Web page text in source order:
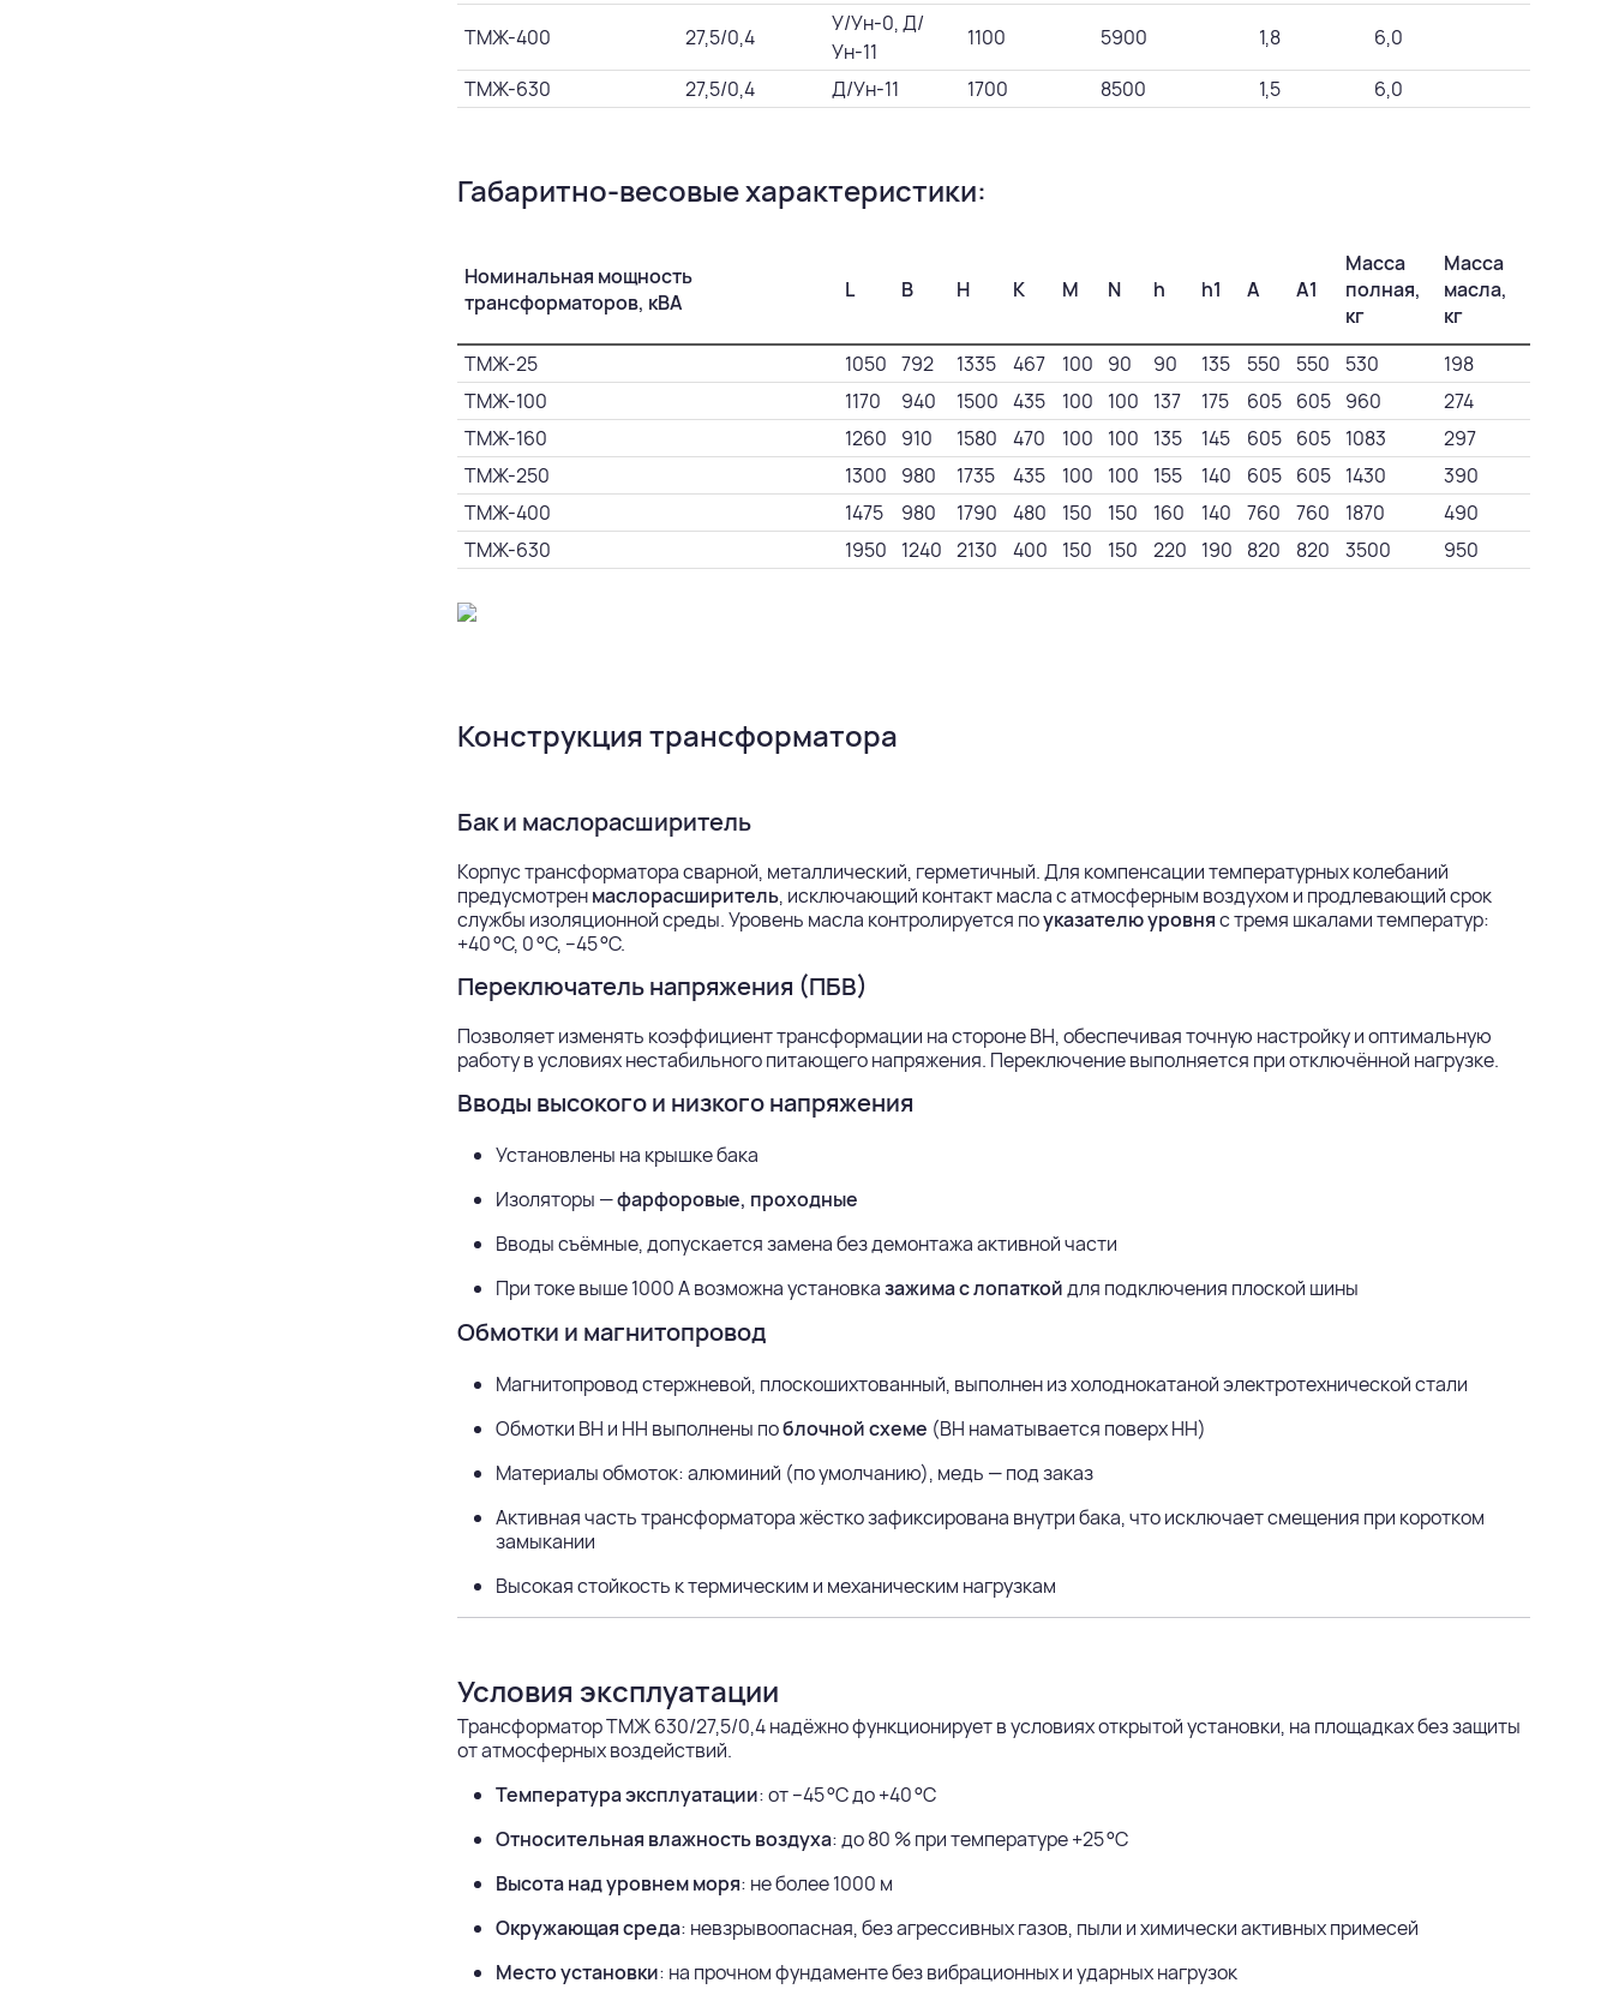
ТМЖ-400 27,5/0,4
У/Ун-0, Д/
Ун-11
1100 5900 1,8
6,0
ТМЖ-630
27,5/0,4 Д/Ун-11 1700 8500 1,5 6,0
Габаритно-весовые характеристики:
Номинальная мощность
трансформаторов, кВА
L B H K M N h h1 A A1
Масса
полная,
кг
Масса
масла,
кг
ТМЖ-25
1050 792 1335 467 100 90 90 135 550 550 530
198
ТМЖ-100
1170 940 1500 435 100 100 137 175 605 605 960
274
ТМЖ-160
1260 910 1580 470 100 100 135 145 605 605 1083
297
ТМЖ-250
1300 980 1735 435 100 100 155 140 605 605 1430
390
ТМЖ-400
1475 980 1790 480 150 150 160 140 760 760 1870
490
ТМЖ-630
1950 1240 2130 400 150 150 220 190 820 820 3500 950
Конструкция трансформатора
Бак и маслорасширитель
Корпус трансформатора сварной, металлический, герметичный. Для компенсации температурных колебаний
предусмотренмаслорасширитель, исключающий контакт масла с атмосферным воздухом и продлевающий срок
службы изоляционной среды. Уровень масла контролируется поуказателю уровняс тремя шкалами температур:
+40 °C, 0 °C, –45 °C.
Переключатель напряжения (ПБВ)
Позволяет изменять коэффициент трансформации на стороне ВН, обеспечивая точную настройку и оптимальную
работу в условиях нестабильного питающего напряжения. Переключение выполняется при отключённой нагрузке.
Вводы высокого и низкого напряжения
Установлены на крышке бака
Изоляторы —фарфоровые, проходные
Вводы съёмные, допускается замена без демонтажа активной части
При токе выше 1000 А возможна установказажима с лопаткойдля подключения плоской шины
Обмотки и магнитопровод
Магнитопровод стержневой, плоскошихтованный, выполнен из холоднокатаной электротехнической стали
Обмотки ВН и НН выполнены поблочной схеме (ВН наматывается поверх НН)
Материалы обмоток: алюминий (по умолчанию), медь — под заказ
Активная часть трансформатора жёстко зафиксирована внутри бака, что исключает смещения при коротком
замыкании
Высокая стойкость к термическим и механическим нагрузкам
Условия эксплуатации
Трансформатор ТМЖ 630/27,5/0,4 надёжно функционирует в условиях открытой установки, на площадках без защиты
от атмосферных воздействий.
Температура эксплуатации: от –45 °C до +40 °C
Относительная влажность воздуха: до 80 % при температуре +25 °C
Высота над уровнем моря: не более 1000 м
Окружающая среда: невзрывоопасная, без агрессивных газов, пыли и химически активных примесей
Место установки: на прочном фундаменте без вибрационных и ударных нагрузок